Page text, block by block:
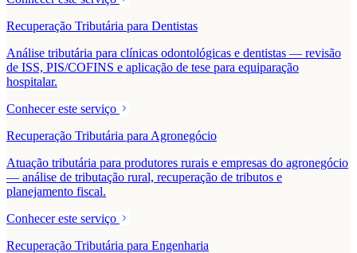
Recuperação Tributária para Dentistas
Análise tributária para clínicas odontológicas e dentistas — revisão
de ISS, PIS/COFINS e aplicação de tese para equiparação
hospitalar.
Conhecer este serviço
Recuperação Tributária para Agronegócio
Atuação tributária para produtores rurais e empresas do agronegócio
— análise de tributação rural, recuperação de tributos e
planejamento fiscal.
Conhecer este serviço
Recuperação Tributária para Engenharia